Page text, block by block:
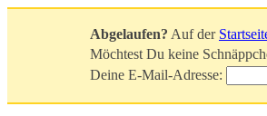
Abgelaufen? Auf der
Möchtest Du keine
Deine E-Mail-Adresse: